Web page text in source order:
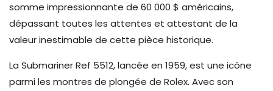
somme impressionnante de 60 000 $ américains,
dépassant toutes les attentes et attestant de la
valeur inestimable de cette pièce historique.
La Submariner Ref 5512, lancée en 1959, est une icône
parmi les montres de plongée de Rolex. Avec son